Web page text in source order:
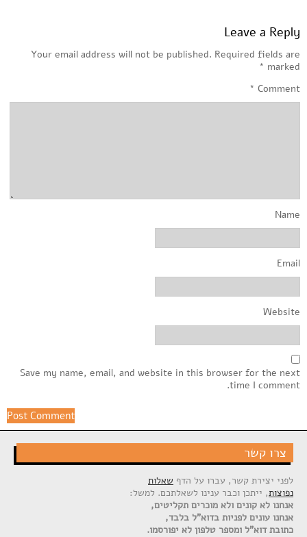
Leave a Reply
Your email address will not be published. Required fields are
marked
*
Comment
*
Name
Email
Website
Save my name, email, and website in this browser for the next
time I comment.
צרו קשר
לפני יצירת קשר, עברו על הדף שאלות
נפוצות, ייתכן וכבר ענינו לשאלתכם. למשל:
אנחנו לא קונים ולא מוכרים תקליטים,
אנחנו עונים לפניות בדוא"ל בלבד,
כתובת דוא"ל ומספר טלפון לא יפורסמו.